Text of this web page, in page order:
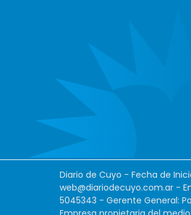
Diario de Cuyo - Fecha de
web@diariodecuyo.com.ar -
5045343 - Gerente General: